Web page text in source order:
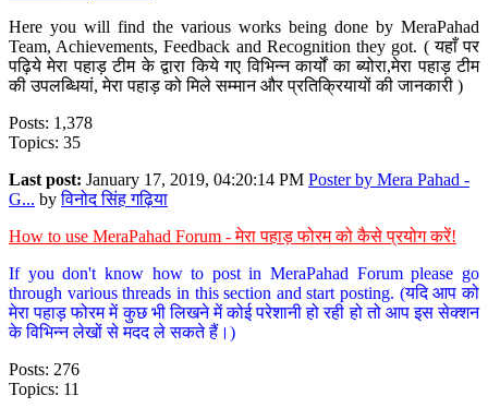
Here you will find the various works being done by MeraPahad
Team, Achievements, Feedback and Recognition they got. ( यहाँ पर
पढ़िये मेरा पहाड़ टीम के द्वारा किये गए विभिन्न कार्यों का ब्योरा,मेरा पहाड़ टीम
की उपलब्धियां, मेरा पहाड़ को मिले सम्मान और प्रतिक्रियायों की जानकारी )
Posts: 1,378
Topics: 35
Last post: January 17, 2019, 04:20:14 PM Poster by Mera Pahad -
G... byविनोद सिंह गढ़िया
How to use MeraPahad Forum - मेरा पहाड़ फोरम को कैसे प्रयोग करें!
If you don't know how to post in MeraPahad Forum please go
through various threads in this section and start posting. (यदि आप को
मेरा पहाड़ फोरम में कुछ भी लिखने में कोई परेशानी हो रही हो तो आप इस सेक्शन
के विभिन्न लेखों से मदद ले सकते हैं।)
Posts: 276
Topics: 11